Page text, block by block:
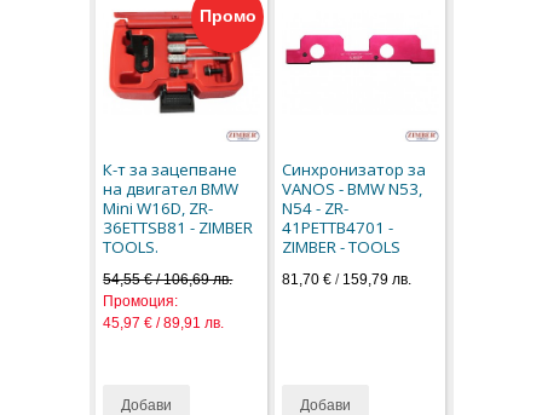
Промо
К-т за зацепване
на двигател BMW
Mini W16D, ZR-
36ETTSB81 - ZIMBER
TOOLS.
54,55 € / 106,69 лв.
Промоция:
45,97 € / 89,91 лв.
Добави
Синхронизатор за
VANOS - BMW N53,
N54 - ZR-
41PETTB4701 -
ZIMBER - TOOLS
81,70 €/ 159,79 лв.
Добави